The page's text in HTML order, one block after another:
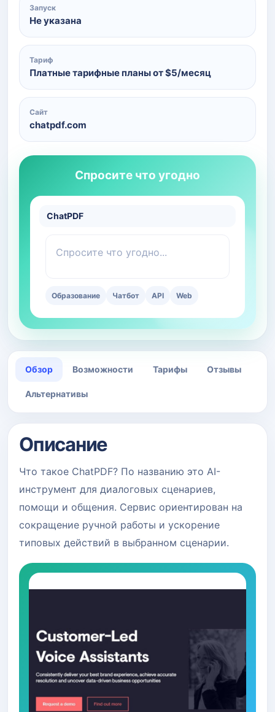
Запуск
Не указана
Тариф
Платные тарифные планы от $5/месяц
Сайт
chatpdf.com
Спросите что угодно
ChatPDF
Спросите что угодно...
Образование Чатбот API Web
Обзор Возможности Тарифы Отзывы
Альтернативы
Описание
Что такое ChatPDF? По названию это AI-
инструмент для диалоговых сценариев,
помощи и общения. Сервис ориентирован на
сокращение ручной работы и ускорение
типовых действий в выбранном сценарии.